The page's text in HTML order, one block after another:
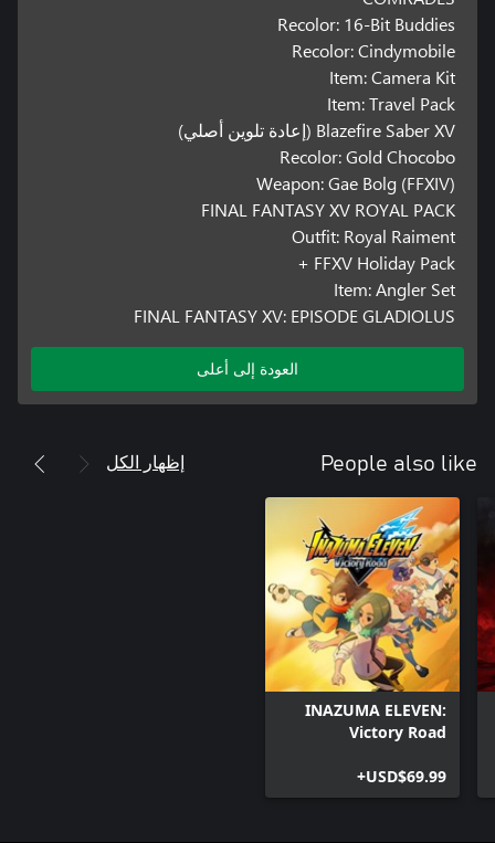
Recolor: 16-Bit Buddies
Recolor: Cindymobile
Item: Camera Kit
Item: Travel Pack
Blazefire Saber XV (إعادة تلوين أصلي)
Recolor: Gold Chocobo
Weapon: Gae Bolg (FFXIV)
FINAL FANTASY XV ROYAL PACK
Outfit: Royal Raiment
FFXV Holiday Pack +
Item: Angler Set
FINAL FANTASY XV: EPISODE GLADIOLUS
العودة إلى أعلى
People also like إظهار الكل
INAZUMA ELEVEN:
Victory Road
USD$69.99+